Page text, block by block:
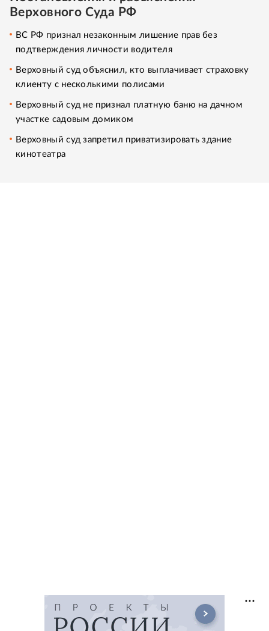
Верховного Суда РФ
ВС РФ признал незаконным лишение прав без
подтверждения личности водителя
Верховный суд объяснил, кто выплачивает страховку
клиенту с несколькими полисами
Верховный суд не признал платную баню на дачном
участке садовым домиком
Верховный суд запретил приватизировать здание
кинотеатра